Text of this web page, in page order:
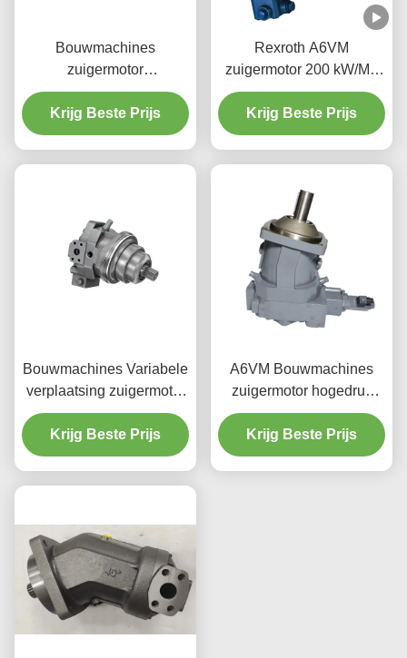
Bouwmachines
zuigermotor
Corrosiebestendige Axial
A6VE motor 160 cc/rv
Krijg Beste Prijs
Rexroth A6VM
zuigermotor 200 kW/M3
Axial Hydraulische motor
voor bouwmachines
Krijg Beste Prijs
Bouwmachines Variabele
verplaatsing zuigermotor
107cc Verplaatsing
roterende boor
Krijg Beste Prijs
A6VM Bouwmachines
zuigermotor hogedruk
voor zwaar gebruik
Krijg Beste Prijs